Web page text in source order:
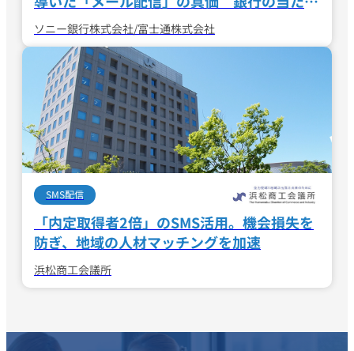
前を守る絶対要件とは
ソニー銀行株式会社/富士通株式会社
SMS配信
「内定取得者2倍」のSMS活用。 機会損失を
防ぎ、地域の人材マッチングを加速
浜松商工会議所